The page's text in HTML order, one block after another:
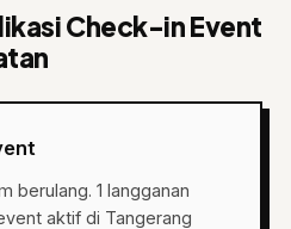
Check-in Event
berulang. 1 langganan
aktif di Tangerang